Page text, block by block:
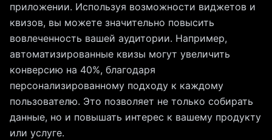
приложении. Используя возможности виджетов и
квизов, вы можете значительно повысить
вовлеченность вашей аудитории. Например,
автоматизированные квизы могут увеличить
конверсию на 40%, благодаря
персонализированному подходу к каждому
пользователю. Это позволяет не только собирать
данные, но и повышать интерес к вашему продукту
или услуге.